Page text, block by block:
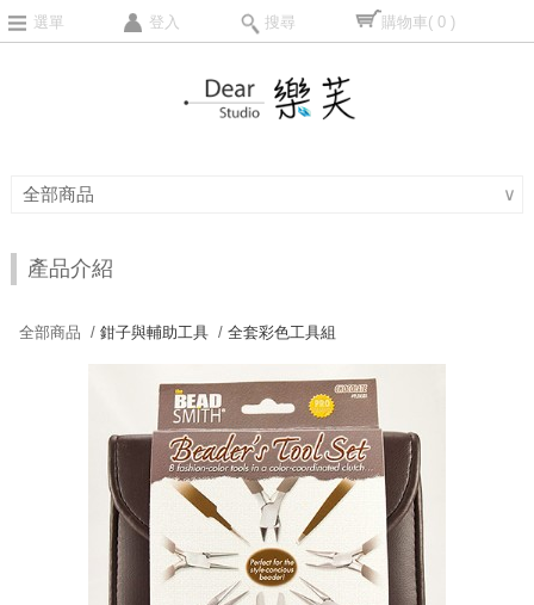
選單 登入 搜尋 購物車( 0 )
全部商品 ∨
產品介紹
全部商品 /鉗子與輔助工具 /全套彩色工具組